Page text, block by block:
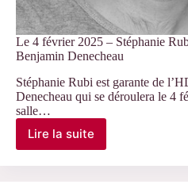
Le 4 février 2025 – Stéphanie
Benjamin Denecheau
Stéphanie Rubi est garante de
Denecheau qui se déroulera le 4
salle…
Lire la suite
Le